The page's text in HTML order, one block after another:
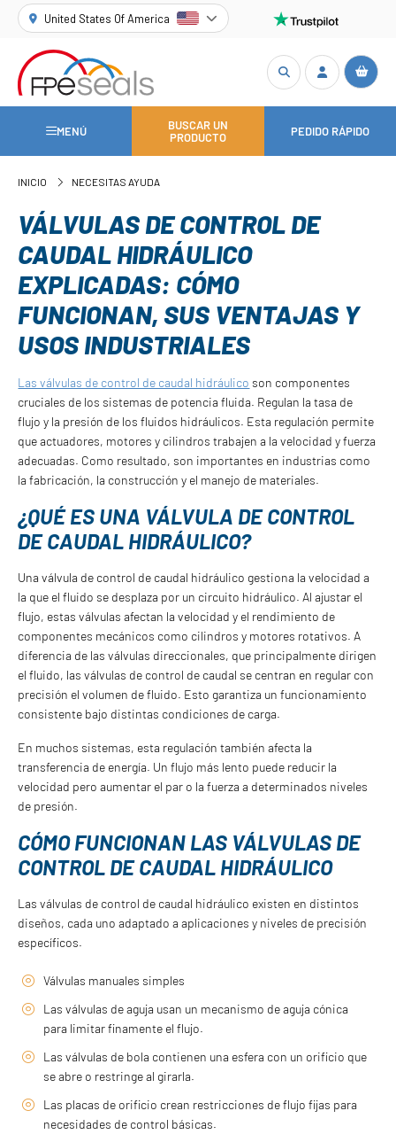
United States Of America
MENÚ
BUSCAR UN
PRODUCTO
PEDIDO RÁPIDO
INICIO NECESITAS AYUDA
VÁLVULAS DE CONTROL DE
CAUDAL HIDRÁULICO
EXPLICADAS: CÓMO
FUNCIONAN, SUS VENTAJAS Y
USOS INDUSTRIALES
Las válvulas de control de caudal hidráulico son componentes
cruciales de los sistemas de potencia fluida. Regulan la tasa de
flujo y la presión de los fluidos hidráulicos. Esta regulación permite
que actuadores, motores y cilindros trabajen a la velocidad y fuerza
adecuadas. Como resultado, son importantes en industrias como
la fabricación, la construcción y el manejo de materiales.
¿QUÉ ES UNA VÁLVULA DE CONTROL
DE CAUDAL HIDRÁULICO?
Una válvula de control de caudal hidráulico gestiona la velocidad a
la que el fluido se desplaza por un circuito hidráulico. Al ajustar el
flujo, estas válvulas afectan la velocidad y el rendimiento de
componentes mecánicos como cilindros y motores rotativos. A
diferencia de las válvulas direccionales, que principalmente dirigen
el fluido, las válvulas de control de caudal se centran en regular con
precisión el volumen de fluido. Esto garantiza un funcionamiento
consistente bajo distintas condiciones de carga.
En muchos sistemas, esta regulación también afecta la
transferencia de energía. Un flujo más lento puede reducir la
velocidad pero aumentar el par o la fuerza a determinados niveles
de presión.
CÓMO FUNCIONAN LAS VÁLVULAS DE
CONTROL DE CAUDAL HIDRÁULICO
Las válvulas de control de caudal hidráulico existen en distintos
diseños, cada uno adaptado a aplicaciones y niveles de precisión
específicos.
Válvulas manuales simples
Las válvulas de aguja usan un mecanismo de aguja cónica
para limitar finamente el flujo.
Las válvulas de bola contienen una esfera con un orificio que
se abre o restringe al girarla.
Las placas de orificio crean restricciones de flujo fijas para
necesidades de control básicas.